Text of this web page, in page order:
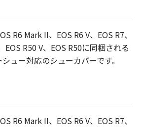
R6 Mark II、EOS R6 V、EOS R7、
EOS R50 V、EOS R50に同梱される
ュー対応のシューカバーです。
R6 Mark II、EOS R6 V、EOS R7、